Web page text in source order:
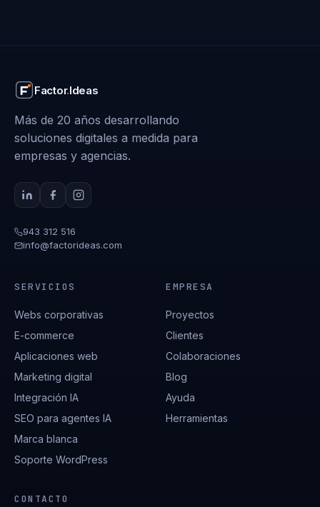
Factor.Ideas
Más de 20 años desarrollando
soluciones digitales a medida para
empresas y agencias.
943 312 516
info@factorideas.com
SERVICIOS
Webs corporativas
E-commerce
Aplicaciones web
Marketing digital
Integración IA
SEO para agentes IA
Marca blanca
Soporte WordPress
EMPRESA
Proyectos
Clientes
Colaboraciones
Blog
Ayuda
Herramientas
CONTACTO